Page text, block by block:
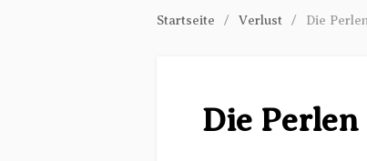
Startseite Verlust Die
Die